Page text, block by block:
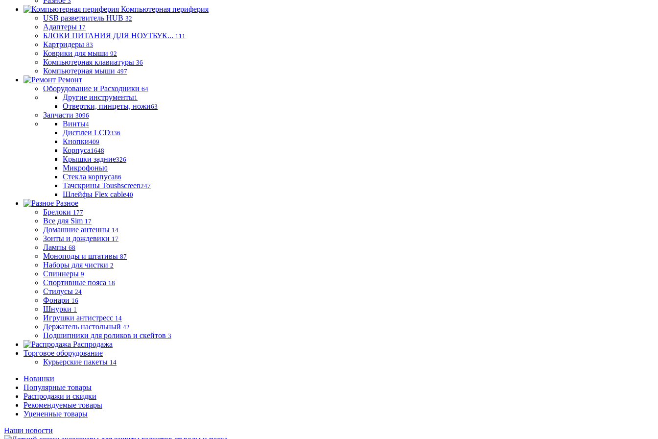
Компьютерная периферия
USB разветвитель HUB 32
Адаптеры 17
БЛОКИ ПИТАНИЯ ДЛЯ НОУТБУК... 111
Картридеры 83
Коврики для мыши 92
Компьютерная клавиатуры 36
Компьютерная мыши 497
Ремонт
Оборудование и Расходники 64
Другие инструменты1
Отвертки, пинцеты, ножи63
Запчасти 3096
Винты4
Дисплеи LCD336
Кнопки409
Корпуса1648
Крышки задние326
Микрофоны0
Стекла корпуса86
Тачскрины Toushscreen247
Шлейфы Flex cable40
Разное
Брелоки 177
Все для Sim 17
Домашние антенны 14
Зонты и дождевики 17
Лампы 68
Моноподы и штативы 87
Наборы для чистки 2
Спиннеры 9
Спортивные пояса 18
Стилусы 24
Фонари 16
Шнурки 1
Игрушки антистресс 14
Держатель настольный 42
Подшипники для роликов и скейтов 3
Распродажа
Торговое оборудование
Курьерские пакеты 14
Новинки
Популярные товары
Распродажи и скидки
Рекомендуемые товары
Уцененные товары
Наши новости